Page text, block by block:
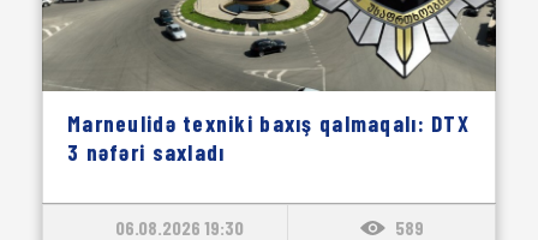
Marneulidə texniki baxış qalmaqalı: DTX
3 nəfəri saxladı
06.08.2026 19:30 589